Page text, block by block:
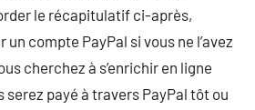
le récapitulatif ci-après,
compte PayPal si vous ne l’avez
cherchez à s’enrichir en ligne
serez payé à travers PayPal tôt ou